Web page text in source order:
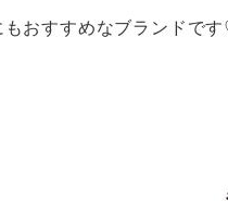
もおすすめなブランドで